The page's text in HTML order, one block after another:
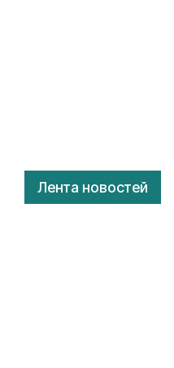
Лента новостей